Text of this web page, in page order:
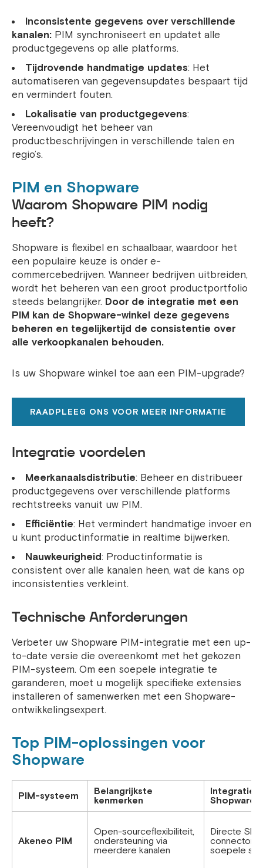
Inconsistente gegevens over verschillende
kanalen: PIM synchroniseert en updatet alle
productgegevens op alle platforms.
Tijdrovende handmatige updates: Het
automatiseren van gegevensupdates bespaart tijd
en vermindert fouten.
Lokalisatie van productgegevens:
Vereenvoudigt het beheer van
productbeschrijvingen in verschillende talen en
regio’s.
PIM en Shopware
Waarom Shopware PIM nodig
heeft?
Shopware is flexibel en schaalbaar, waardoor het
een populaire keuze is onder e-
commercebedrijven. Wanneer bedrijven uitbreiden,
wordt het beheren van een groot productportfolio
steeds belangrijker. Door de integratie met een
PIM kan de Shopware-winkel deze gegevens
beheren en tegelijkertijd de consistentie over
alle verkoopkanalen behouden.
Is uw Shopware winkel toe aan een PIM-upgrade?
RAADPLEEG ONS VOOR MEER INFORMATIE
Integratie voordelen
Meerkanaalsdistributie: Beheer en distribueer
productgegevens over verschillende platforms
rechtstreeks vanuit uw PIM.
Efficiëntie: Het vermindert handmatige invoer en
u kunt productinformatie in realtime bijwerken.
Nauwkeurigheid: Productinformatie is
consistent over alle kanalen heen, wat de kans op
inconsistenties verkleint.
Technische Anforderungen
Verbeter uw Shopware PIM-integratie met een up-
to-date versie die overeenkomt met het gekozen
PIM-systeem. Om een ​​soepele integratie te
garanderen, moet u mogelijk specifieke extensies
installeren of samenwerken met een Shopware-
ontwikkelingsexpert.
Top PIM-oplossingen voor
Shopware
PIM-systeem
Belangrijkste
kenmerken
Integratie
Shopware
Akeneo PIM
Open-sourceflexibiliteit,
ondersteuning via
meerdere kanalen
Directe
connector
soepele